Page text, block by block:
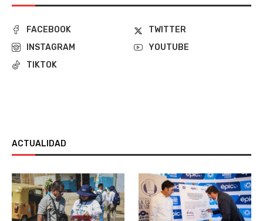
FACEBOOK
TWITTER
INSTAGRAM
YOUTUBE
TIKTOK
ACTUALIDAD